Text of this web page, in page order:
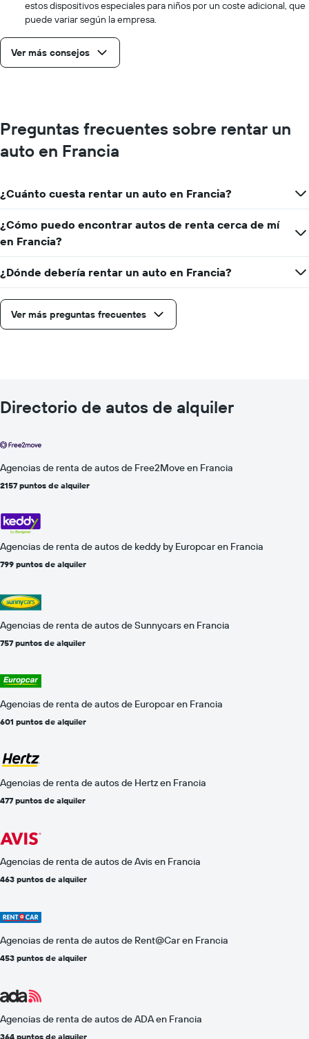
estos dispositivos especiales para niños por un coste adicional, que
puede variar según la empresa.
Ver más consejos
Preguntas frecuentes sobre rentar un
auto en Francia
¿Cuánto cuesta rentar un auto en Francia?
¿Cómo puedo encontrar autos de renta cerca de mí
en Francia?
¿Dónde debería rentar un auto en Francia?
Ver más preguntas frecuentes
Directorio de autos de alquiler
Agencias de renta de autos de Free2Move en Francia
2157 puntos de alquiler
Agencias de renta de autos de keddy by Europcar en Francia
799 puntos de alquiler
Agencias de renta de autos de Sunnycars en Francia
757 puntos de alquiler
Agencias de renta de autos de Europcar en Francia
601 puntos de alquiler
Agencias de renta de autos de Hertz en Francia
477 puntos de alquiler
Agencias de renta de autos de Avis en Francia
463 puntos de alquiler
Agencias de renta de autos de Rent@Car en Francia
453 puntos de alquiler
Agencias de renta de autos de ADA en Francia
364 puntos de alquiler